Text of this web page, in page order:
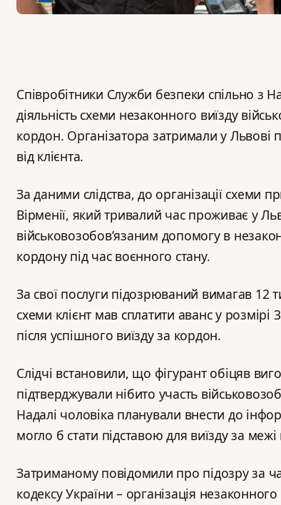
Співробітники Служби безпеки спільно з
діяльність схеми незаконного виїзду
кордон. Організатора затримали у Львові
від клієнта.
За даними слідства, до організації схеми
Вірменії, який тривалий час проживає у
військовозобов’язаним допомогу в
кордону під час воєнного стану.
За свої послуги підозрюваний вимагав
схеми клієнт мав сплатити аванс у
після успішного виїзду за кордон.
Слідчі встановили, що фігурант обіцяв
підтверджували нібито участь
Надалі чоловіка планували внести до
могло б стати підставою для виїзду за межі
Затриманому повідомили про підозру за
кодексу України – організація